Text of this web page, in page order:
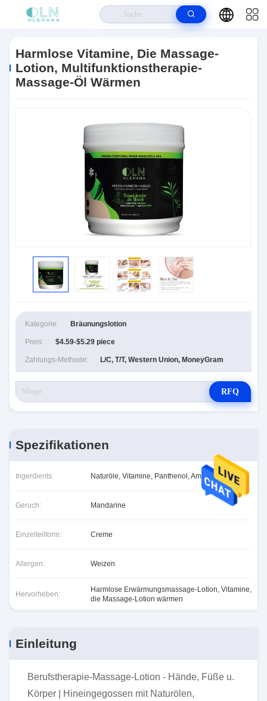
Lotion, Multifunktionstherapie-Massage-Öl Wärmen
Harmlose Vitamine, Die Massage-
Lotion, Multifunktionstherapie-
Massage-Öl Wärmen
Kategorie: Bräunungslotion
Preis: $4.59-$5.29 piece
Zahlungs-Methode: L/C, T/T, Western Union, MoneyGram
RFQ
Spezifikationen
Ingerdients: Naturöle, Vitamine, Panthenol, Aminosäuren
Geruch: Mandarine
Einzelteilform: Creme
Allergen: Weizen
Hervorheben:
Harmlose Erwärmungsmassage-Lotion, Vitamine,
die Massage-Lotion wärmen
Einleitung
Berufstherapie-Massage-Lotion - Hände, Füße u.
Körper | Hineingegossen mit Naturölen,